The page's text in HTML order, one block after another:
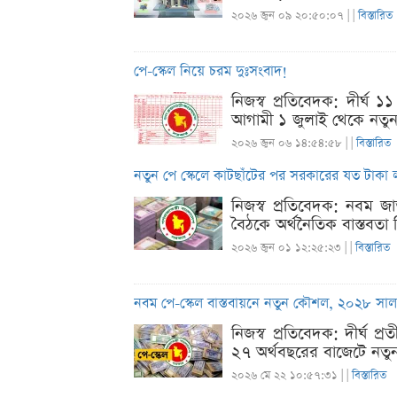
২০২৬ জুন ০৯ ২০:৫০:০৭ | |বিস্তারিত
পে-স্কেল নিয়ে চরম দুঃসংবাদ!
নিজস্ব প্রতিবেদক: দীর্ঘ
আগামী ১ জুলাই থেকে
২০২৬ জুন ০৬ ১৪:৫৪:৫৮ | |বিস্তারিত
নতুন পে স্কেলে কাটছাঁটের পর সরকারের যত টাকা
নিজস্ব প্রতিবেদক: নবম
বৈঠকে অর্থনৈতিক বাস্তবতা
২০২৬ জুন ০১ ১২:২৫:২৩ | |বিস্তারিত
নবম পে-স্কেল বাস্তবায়নে নতুন কৌশল, ২০২৮ সাল
নিজস্ব প্রতিবেদক: দীর্ঘ
২৭ অর্থবছরের বাজেটে
২০২৬ মে ২২ ১০:৫৭:৩১ | |বিস্তারিত